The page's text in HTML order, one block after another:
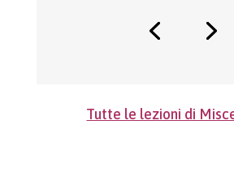
Tutte le lezioni di